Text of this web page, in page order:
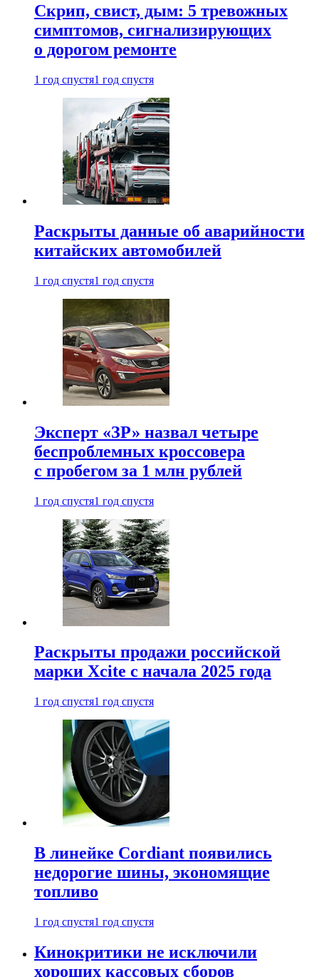
Скрип, свист, дым: 5 тревожных
симптомов, сигнализирующих
о дорогом ремонте
1 год спустя1 год спустя
Раскрыты данные об аварийности
китайских автомобилей
1 год спустя1 год спустя
Эксперт «ЗР» назвал четыре
беспроблемных кроссовера
с пробегом за 1 млн рублей
1 год спустя1 год спустя
Раскрыты продажи российской
марки Xcite с начала 2025 года
1 год спустя1 год спустя
В линейке Cordiant появились
недорогие шины, экономящие
топливо
1 год спустя1 год спустя
Кинокритики не исключили
хороших кассовых сборов